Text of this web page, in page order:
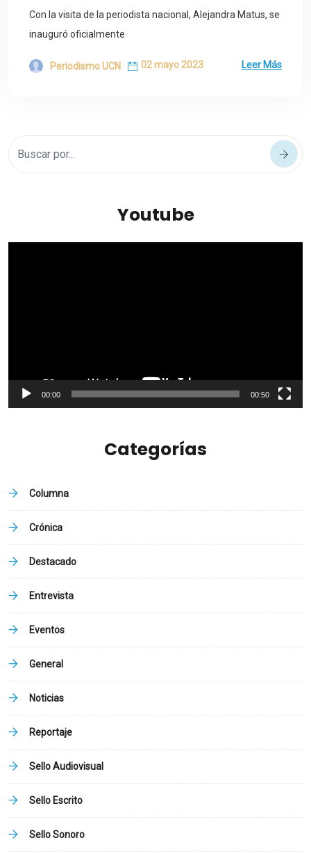
Con la visita de la periodista nacional, Alejandra Matus, se
inauguró oficialmente
Periodismo UCN 02 mayo 2023 Leer Más
Youtube
00:00 00:50
Categorías
Columna
Crónica
Destacado
Entrevista
Eventos
General
Noticias
Reportaje
Sello Audiovisual
Sello Escrito
Sello Sonoro